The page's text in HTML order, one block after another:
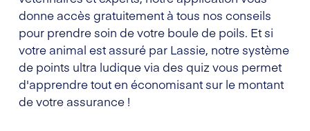
donne accès gratuitement à tous nos conseils
pour prendre soin de votre boule de poils. Et si
votre animal est assuré par Lassie, notre système
de points ultra ludique via des quiz vous permet
d'apprendre tout en économisant sur le montant
de votre assurance !